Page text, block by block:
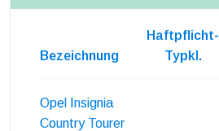
Bezeichnung
Haftpflicht-
Typkl.
Opel Insignia
Country Tourer